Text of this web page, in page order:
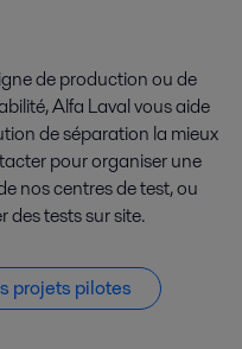
de production ou de
Alfa Laval vous aide
de séparation la mieux
pour organiser une
nos centres de test, ou
des tests sur site.
projets pilotes